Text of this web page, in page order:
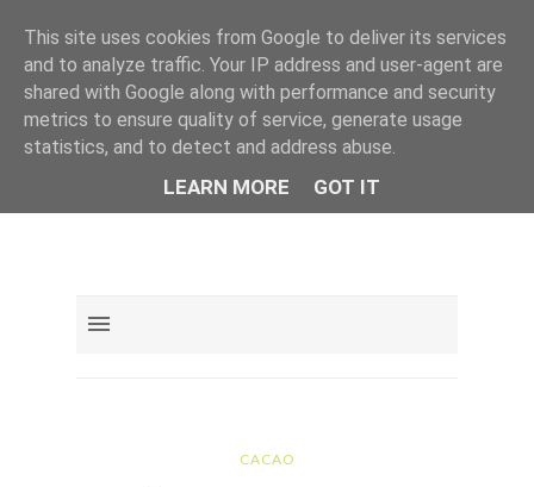
CACAO
This site uses cookies from Google to deliver its services
and to analyze traffic. Your IP address and user-agent are
shared with Google along with performance and security
metrics to ensure quality of service, generate usage
statistics, and to detect and address abuse.
LEARN MORE GOT IT